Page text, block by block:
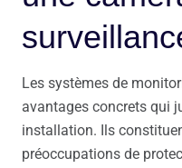
Les systèmes de
avantages concrets qui
installation. Ils
préoccupations de